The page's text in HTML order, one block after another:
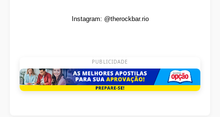
Instagram: @therockbar.rio
PUBLICIDADE